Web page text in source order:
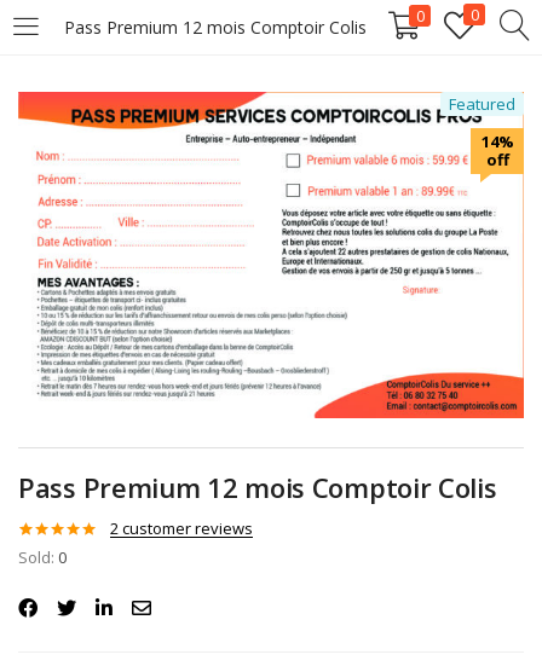
Pass Premium 12 mois Comptoir Colis 0 0
LOGIN REGISTER
Enter your username and password to login.
Remember me
14%
off
Featured
Pass Premium 12 mois Comptoir Colis
Noté
5.00
sur 5
2
notations
client
2customer reviews
Sold: 0